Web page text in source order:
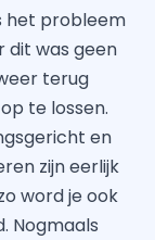
het probleem
dit was geen
terug
te lossen.
en
zijn eerlijk
word je ook
Nogmaals